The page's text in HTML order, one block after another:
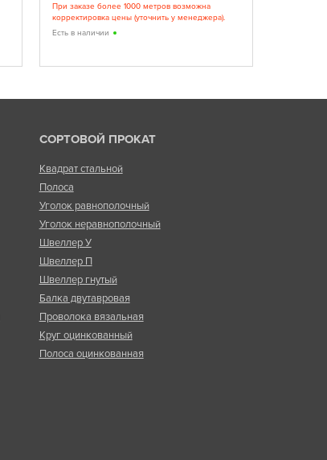
При заказе более 1000 метров возможна
корректировка цены (уточнить у менеджера).
Есть в наличии
СОРТОВОЙ ПРОКАТ
Квадрат стальной
Полоса
Уголок равнополочный
Уголок неравнополочный
Швеллер У
Швеллер П
Швеллер гнутый
Балка двутавровая
Проволока вязальная
Круг оцинкованный
Полоса оцинкованная